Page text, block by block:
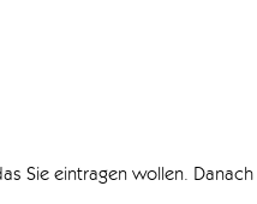
Sie eintragen wollen.